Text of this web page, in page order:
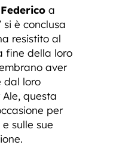
a
si è conclusa
resistito al
fine della loro
aver
dal loro
Ale, questa
per
sulle sue